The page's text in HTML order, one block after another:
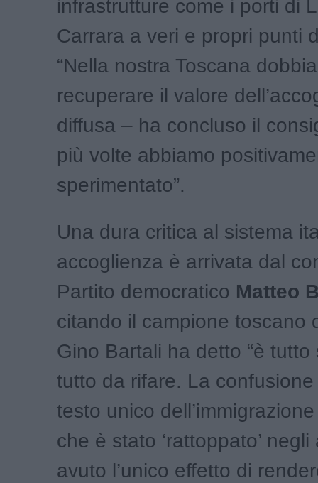
infrastrutture come i porti di
Carrara a veri e propri punti
“Nella nostra Toscana
recuperare il valore
diffusa – ha concluso il
più volte abbiamo
sperimentato”.
Una dura critica al sistema
accoglienza è arrivata dal
Partito democratico Matteo
citando il campione toscano
Gino Bartali ha detto “è
tutto da rifare. La
testo unico
che è stato ‘rattoppato’
avuto l’unico effetto di